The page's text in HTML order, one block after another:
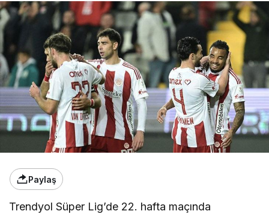
Paylaş
Trendyol Süper Lig’de 22. hafta maçında